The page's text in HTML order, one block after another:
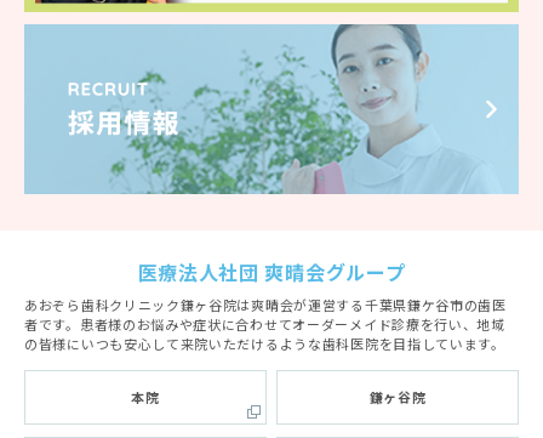
医療法人社団 爽晴会グループ
あおぞら歯科クリニック鎌ヶ谷院は爽晴会が運営する千葉県鎌ケ谷市の歯医
者です。患者様のお悩みや症状に合わせてオーダーメイド診療を行い、地域
の皆様にいつも安心して来院いただけるような歯科医院を目指しています。
本院 鎌ヶ谷院